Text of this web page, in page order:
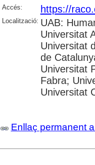
Accés: https://
Localització: UAB:
Universitat
Universitat
de
Universitat
Fabra;
Universitat
Enllaç permanent